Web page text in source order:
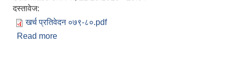
दस्तावेज:
खर्च प्रतिवेदन ०७९-८०.pdf
Read more